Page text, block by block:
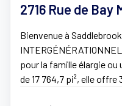
2716 Rue de
Bienvenue à
pour la famille élargie ou
de 17 764,7 pi², elle offre